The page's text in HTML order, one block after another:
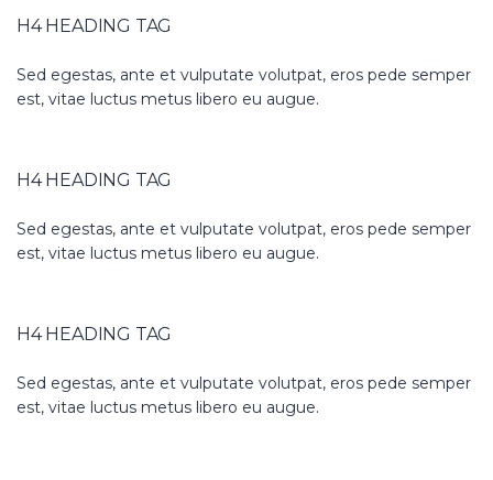
H4 HEADING TAG
Sed egestas, ante et vulputate volutpat, eros pede semper
est, vitae luctus metus libero eu augue.
H4 HEADING TAG
Sed egestas, ante et vulputate volutpat, eros pede semper
est, vitae luctus metus libero eu augue.
H4 HEADING TAG
Sed egestas, ante et vulputate volutpat, eros pede semper
est, vitae luctus metus libero eu augue.